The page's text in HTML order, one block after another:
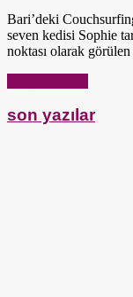
Bari’deki
seven kedisi Sophie
noktası olarak
son yazılar